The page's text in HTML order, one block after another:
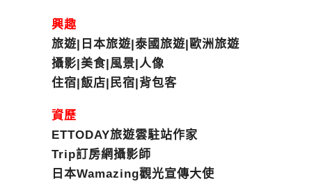
興趣
旅遊|日本旅遊|泰國旅遊|歐洲旅遊
攝影|美食|風景|人像
住宿|飯店|民宿|背包客
資歷
ETTODAY旅遊雲駐站作家
Trip訂房網攝影師
日本Wamazing觀光宣傳大使